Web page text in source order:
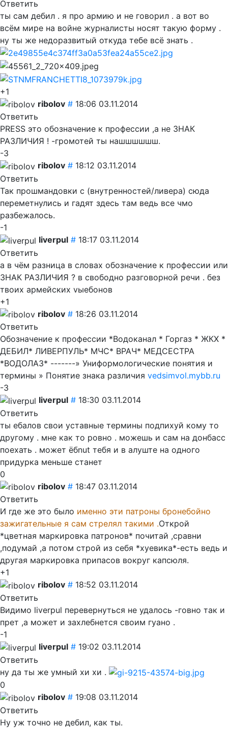
Ответить
ты сам дебил . я про армию и не говорил . а вот во
всём мире на войне журналисты носят такую форму .
ну ты же недоразвитый откуда тебе всё знать .
+1
ribolov # 18:06 03.11.2014
Ответить
PRESS это обозначение к профессии ,а не ЗНАК
РАЗЛИЧИЯ ! -громотей ты нашшшшшш.
-3
ribolov # 18:12 03.11.2014
Ответить
Так прошмандовки с (внутренностей/ливера) сюда
переметнулись и гадят здесь там ведь все чмо
разбежалось.
-1
liverpul # 18:17 03.11.2014
Ответить
а в чём разница в словах обозначение к профессии или
ЗНАК РАЗЛИЧИЯ ? в свободно разговорной речи . без
твоих армейских vыебонов
+1
ribolov # 18:26 03.11.2014
Ответить
Обозначение к профессии *Водоканал * Горгаз * ЖКХ *
ДЕБИЛ* ЛИВЕРПУЛЬ* МЧС* ВРАЧ* МЕДСЕСТРА
*ВОДОЛАЗ* -------» Униформологические понятия и
термины » Понятие знака различия vedsimvol.mybb.ru
-3
liverpul # 18:30 03.11.2014
Ответить
ты ебалов свои уставные термины подпихуй кому то
другому . мне как то ровно . можешь и сам на донбасс
поехать . может ёбnut тебя и в алуште на одного
придурка меньше станет
0
ribolov # 18:47 03.11.2014
Ответить
И где же это было именно эти патроны бронебойно
зажигательные я сам стрелял такими .Открой
*цветная маркировка патронов* почитай ,сравни
,подумай ,а потом строй из себя *хуевика*-есть ведь и
другая маркировка припасов вокруг капсюля.
+1
ribolov # 18:52 03.11.2014
Ответить
Видимо liverpul перевернуться не удалось -говно так и
прет ,а может и захлебнется своим гуано .
-1
liverpul # 19:02 03.11.2014
Ответить
ну да ты же умный хи хи .
0
ribolov # 19:08 03.11.2014
Ответить
Ну уж точно не дебил, как ты.